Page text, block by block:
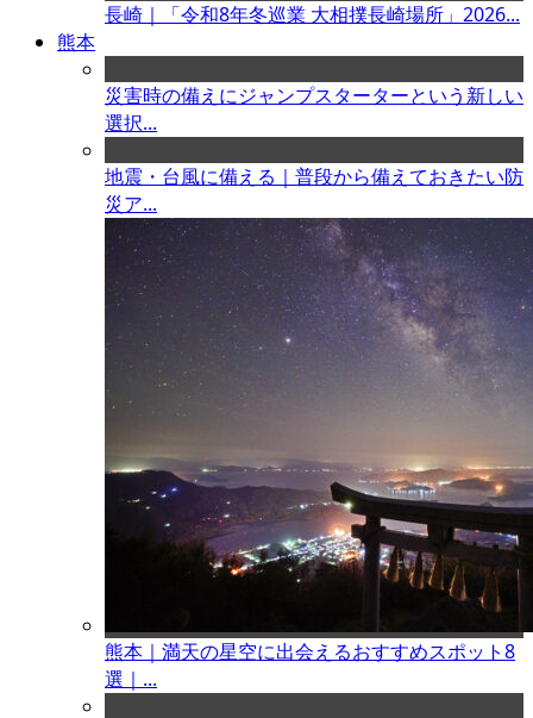
長崎｜「令和8年冬巡業 大相撲長崎場所」2026...
熊本
災害時の備えにジャンプスターターという新しい
選択...
地震・台風に備える｜普段から備えておきたい防
災ア...
熊本｜満天の星空に出会えるおすすめスポット8
選｜...